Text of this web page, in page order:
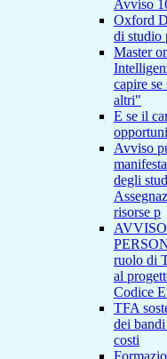
Avviso
Oxford
di studio
Master
capire
altri"
E se il
Avviso
degli
risorse p
ruolo di
al
Codice
TFA
dei
costi